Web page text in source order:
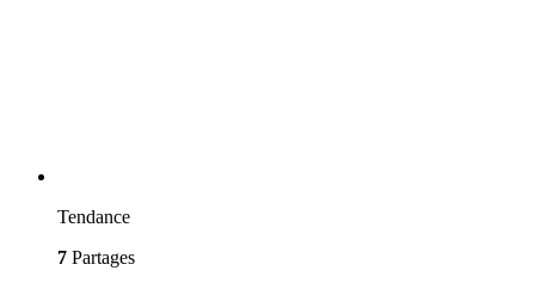
Tendance
7 Partages